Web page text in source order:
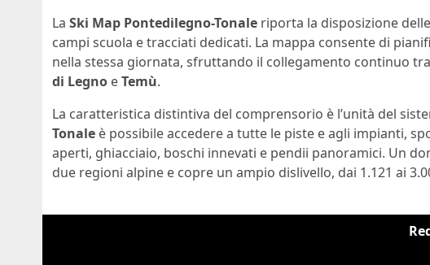
La Ski Map Pontedilegno-Tonale riporta la disposizione
campi scuola e tracciati dedicati. La mappa consente di
nella stessa giornata, sfruttando il collegamento continuo tra
di Legno eTemù.
La caratteristica distintiva del comprensorio è l’unità del
Tonale è possibile accedere a tutte le piste e agli impianti,
aperti, ghiacciaio, boschi innevati e pendii panoramici. Un
due regioni alpine e copre un ampio dislivello, dai 1.121 ai